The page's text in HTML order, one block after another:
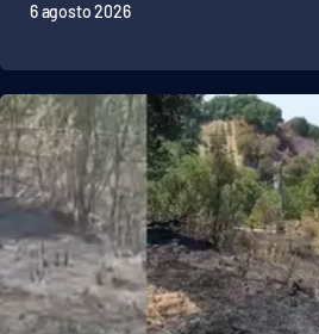
6 agosto 2026